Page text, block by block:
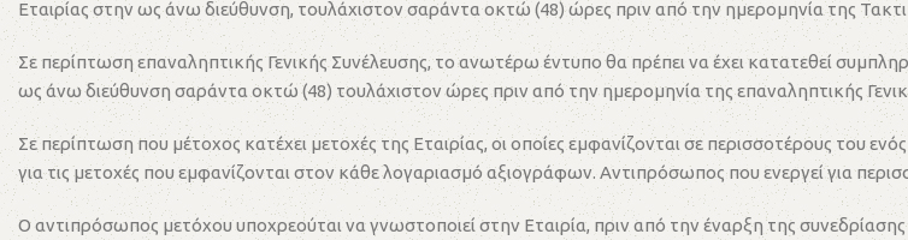
Εταιρίας στην ως άνω διεύθυνση, τουλάχιστον σαράντα οκτώ (48) ώρες πριν από την ημερομηνία της
Σε περίπτωση επαναληπτικής Γενικής Συνέλευσης, το ανωτέρω έντυπο θα πρέπει να έχει κατατεθεί
ως άνω διεύθυνση σαράντα οκτώ (48) τουλάχιστον ώρες πριν από την ημερομηνία της επαναληπτικής
Σε περίπτωση που μέτοχος κατέχει μετοχές της Εταιρίας, οι οποίες εμφανίζονται σε περισσοτέρους του
για τις μετοχές που εμφανίζονται στον κάθε λογαριασμό αξιογράφων. Αντιπρόσωπος που ενεργεί για
Ο αντιπρόσωπος μετόχου υποχρεούται να γνωστοποιεί στην Εταιρία, πριν από την έναρξη της